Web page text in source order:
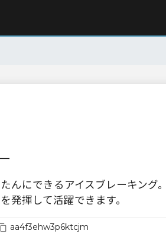
んにできるアイスブレーキング
発揮して活躍できます。
aa4f3ehw3p6ktcjm